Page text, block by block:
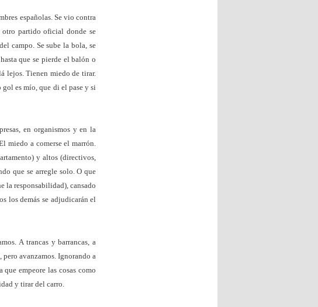
españolas. Se vio contra
partido oficial donde se
campo. Se sube la bola, se
que se pierde el balón o
lejos. Tienen miedo de tirar.
es mío, que di el pase y si
en organismos y en la
miedo a comerse el marrón.
y altos (directivos,
que se arregle solo. O que
la responsabilidad), cansado
los demás se adjudicarán el
A trancas y barrancas, a
avanzamos. Ignorando a
empeore las cosas como
y tirar del carro.